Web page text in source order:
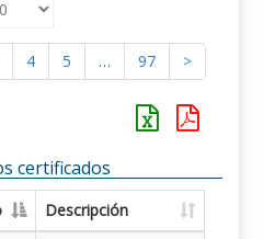
4 5 … 97 >
certificados
Descripción